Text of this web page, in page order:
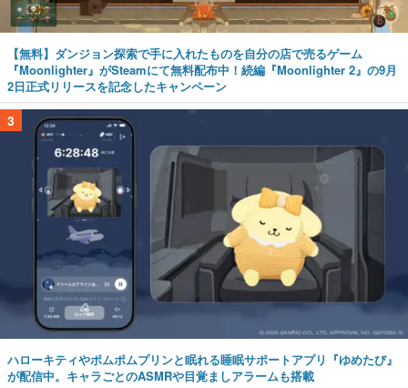
【無料】ダンジョン探索で手に入れたものを自分の店で売るゲーム
『Moonlighter』がSteamにて無料配布中！続編『Moonlighter 2』の9月
2日正式リリースを記念したキャンペーン
3
ハローキティやポムポムプリンと眠れる睡眠サポートアプリ『ゆめたび』
が配信中。キャラごとのASMRや目覚ましアラームも搭載